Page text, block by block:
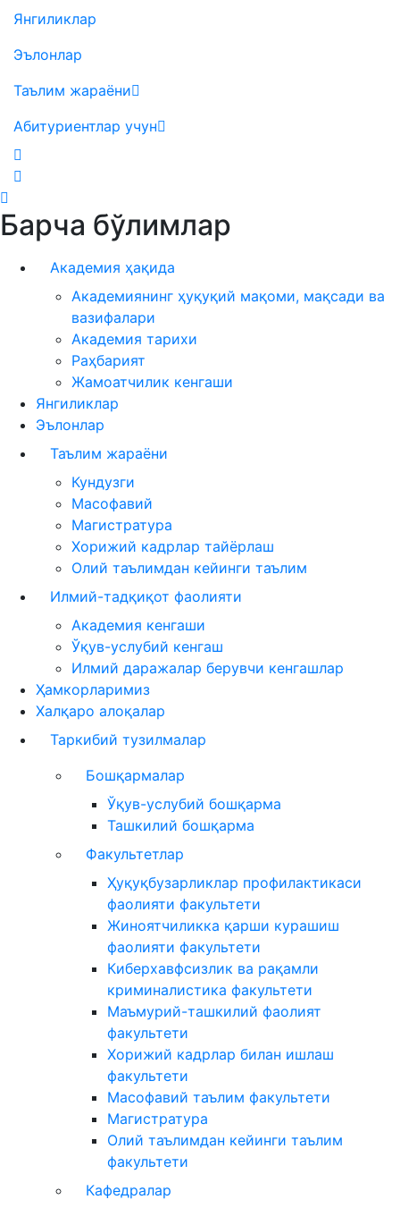
Янгиликлар
Эълонлар
Таълим жараёни
Абитуриентлар учун
Барча бўлимлар
Академия ҳақида
Академиянинг ҳуқуқий мақоми, мақсади ва
вазифалари
Академия тарихи
Раҳбарият
Жамоатчилик кенгаши
Янгиликлар
Эълонлар
Таълим жараёни
Кундузги
Масофавий
Магистратура
Хорижий кадрлар тайёрлаш
Олий таълимдан кейинги таълим
Илмий-тадқиқот фаолияти
Академия кенгаши
Ўқув-услубий кенгаш
Илмий даражалар берувчи кенгашлар
Ҳамкорларимиз
Халқаро алоқалар
Таркибий тузилмалар
Бошқармалар
Ўқув-услубий бошқарма
Ташкилий бошқарма
Факультетлар
Ҳуқуқбузарликлар профилактикаси
фаолияти факультети
Жиноятчиликка қарши курашиш
фаолияти факультети
Киберхавфсизлик ва рақамли
криминалистика факультети
Маъмурий-ташкилий фаолият
факультети
Хорижий кадрлар билан ишлаш
факультети
Масофавий таълим факультети
Магистратура
Олий таълимдан кейинги таълим
факультети
Кафедралар